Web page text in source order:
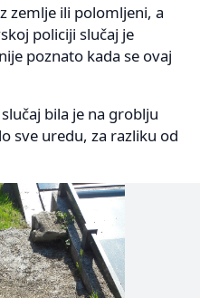
zemlje ili polomljeni, a
policiji slučaj je
poznato kada se ovaj
bila je na groblju
sve uredu, za razliku od